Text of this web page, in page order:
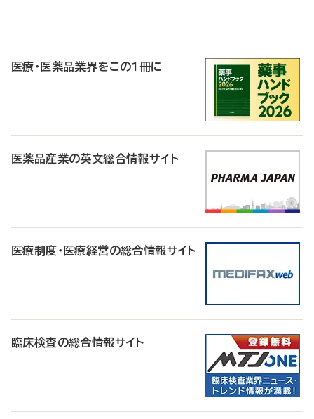
医療・医薬品業界をこの1冊に
医薬品産業の英文総合情報サイト
医療制度・医療経営の総合情報サイト
臨床検査の総合情報サイト